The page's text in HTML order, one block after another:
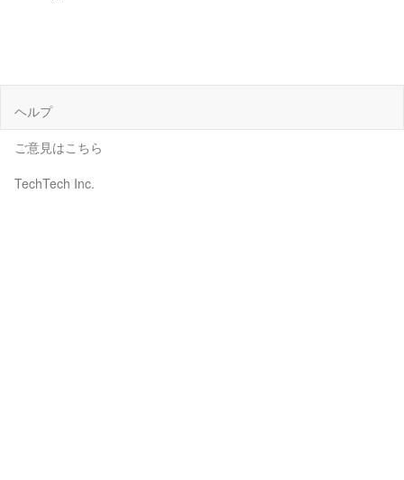
ヘルプ
ご意見はこちら
TechTech Inc.